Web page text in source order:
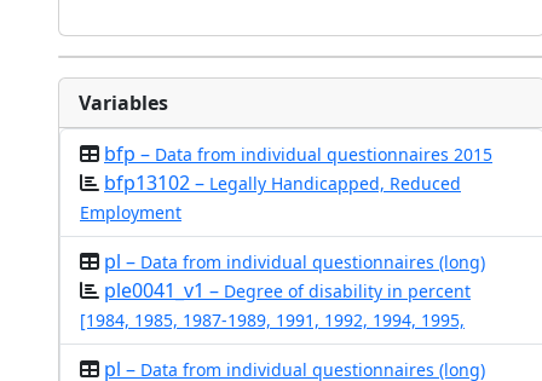
Variables
bfp – Data from individual questionnaires 2015
bfp13102 – Legally Handicapped, Reduced
Employment
pl – Data from individual questionnaires (long)
ple0041_v1 – Degree of disability in percent
[1984, 1985, 1987-1989, 1991, 1992, 1994, 1995,
pl – Data from individual questionnaires (long)